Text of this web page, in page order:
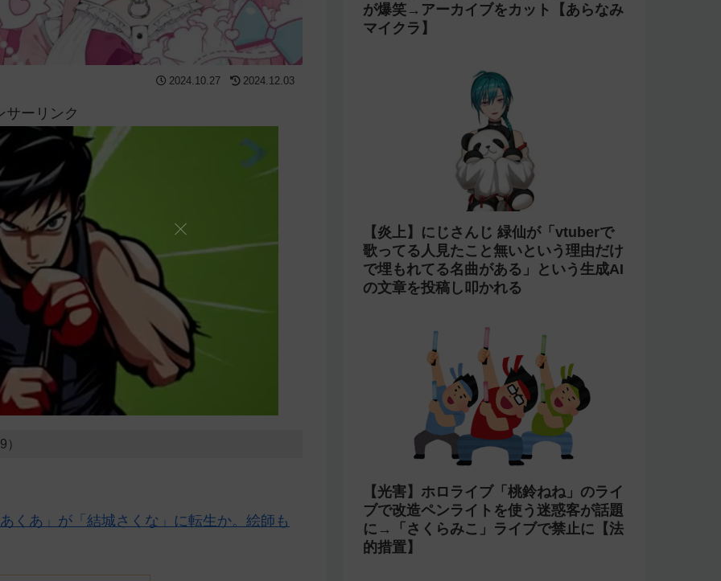
2024.10.27 2024.12.03
サーリンク
くあ」が「結城さくな」に転生か。絵師も
が爆笑→アーカイブをカット【あらなみ
マイクラ】
【炎上】にじさんじ 緑仙が「vtuberで
歌ってる人見たこと無いという理由だけ
で埋もれてる名曲がある」という生成AI
の文章を投稿し叩かれる
【光害】ホロライブ「桃鈴ねね」のライ
ブで改造ペンライトを使う迷惑客が話題
に→「さくらみこ」ライブで禁止に【法
的措置】